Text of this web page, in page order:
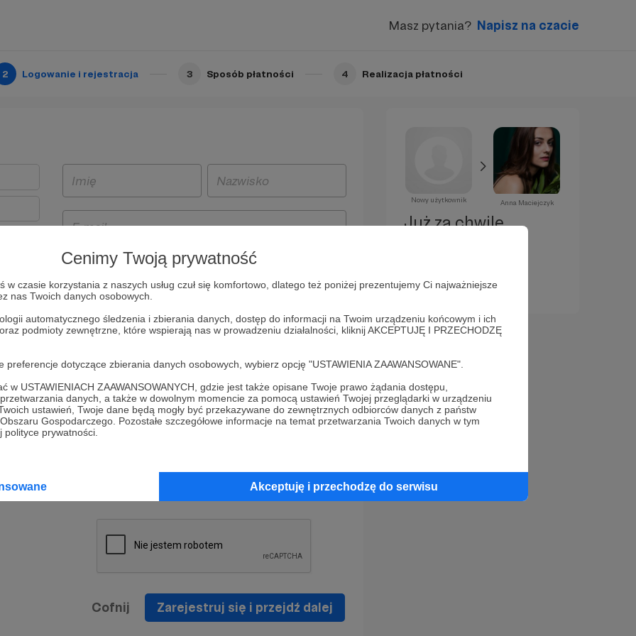
Cenimy Twoją prywatność
w czasie korzystania z naszych usług czuł się komfortowo, dlatego też poniżej prezentujemy Ci najważniejsze
nas Twoich danych osobowych.
automatycznego śledzenia i zbierania danych, dostęp do informacji na Twoim urządzeniu końcowym i ich
podmioty zewnętrzne, które wspierają nas w prowadzeniu działalności, kliknij AKCEPTUJĘ I PRZECHODZĘ
dotyczące zbierania danych osobowych, wybierz opcję "USTAWIENIA ZAAWANSOWANE".
w USTAWIENIACH ZAAWANSOWANYCH, gdzie jest także opisane Twoje prawo żądania dostępu,
danych, a także w dowolnym momencie za pomocą ustawień Twojej przeglądarki w urządzeniu
ustawień, Twoje dane będą mogły być przekazywane do zewnętrznych odbiorców danych z państw
Gospodarczego. Pozostałe szczegółowe informacje na temat przetwarzania Twoich danych w tym
prywatności.
Akceptuję i przechodzę do serwisu
Masz pytania? Napisz na czacie
2 Logowanie i rejestracja 3 Sposób płatności 4 Realizacja płatności
i
będą
z
prawo
na
Politykę Prywatności
* Wyrażam zgodę na przetwarzanie moich danych
osobowych podanych w formularzu rejestracyjnym w celu
prawidłowego świadczenia usług serwisu Patronite.
informacji handlowych - newslettera. Opcja ta może zostać
Cofnij Zarejestruj się i przejdź dalej
Nowy użytkownik Anna Maciejczyk
Już za chwilę